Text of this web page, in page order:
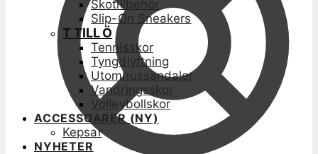
Skotillbehör
Slip-On Sneakers
T TILL Ö
Tennisskor
Tyngdlyftning
Utomhussandaler
Vandringsskor
Volleybollskor
ACCESSOARER (NY)
Kepsar
NYHETER